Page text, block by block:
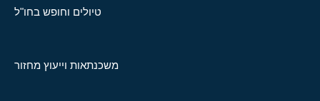
טיולים וחופש בחו"ל
משכנתאות וייעוץ מחזור